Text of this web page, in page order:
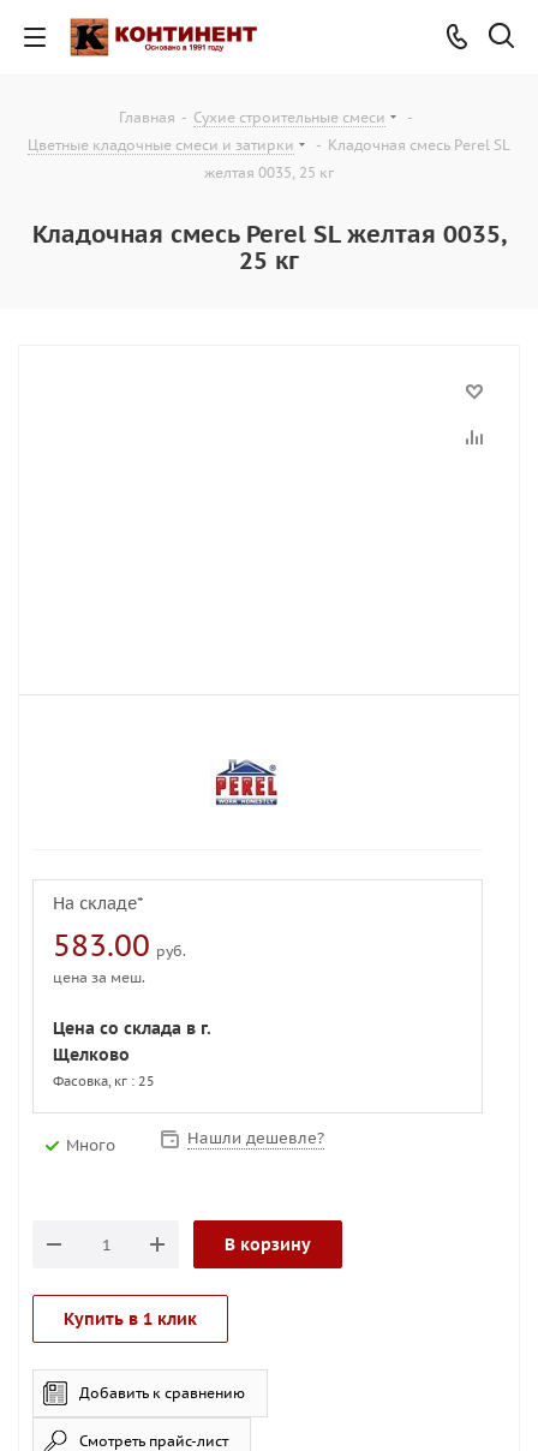
Главная - Сухие строительные смеси
-
Цветные кладочные смеси и затирки
- Кладочная смесь Perel SL
желтая 0035, 25 кг
Кладочная смесь Perel SL желтая 0035,
25 кг
На складе*
583.00 руб.
цена за меш.
Цена со склада в г.
Щелково
Фасовка, кг : 25
Много Нашли дешевле?
В корзину
Купить в 1 клик
Смотреть прайс-лист
Добавить к сравнению